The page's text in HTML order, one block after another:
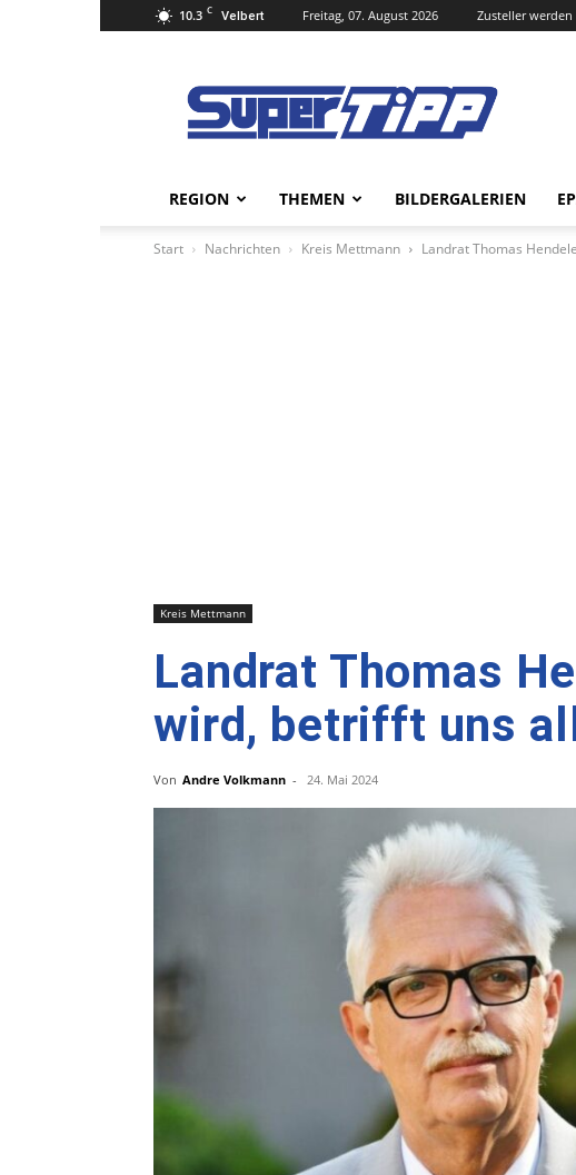
10.3 C Velbert Freitag, 07. August 2026 Zusteller werden
Tipp
Online
REGION THEMEN BILDERGALERIEN
Start Nachrichten Kreis Mettmann Landrat Thomas
Kreis Mettmann
Landrat Thomas
wird, betrifft uns
Von Andre Volkmann - 24. Mai 2024